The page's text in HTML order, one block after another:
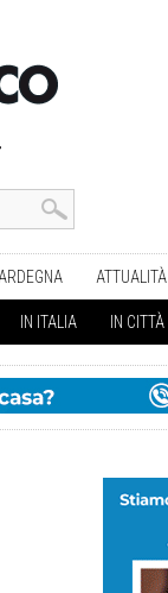
ATTUALITÀ
IN ITALIA IN CITTÀ